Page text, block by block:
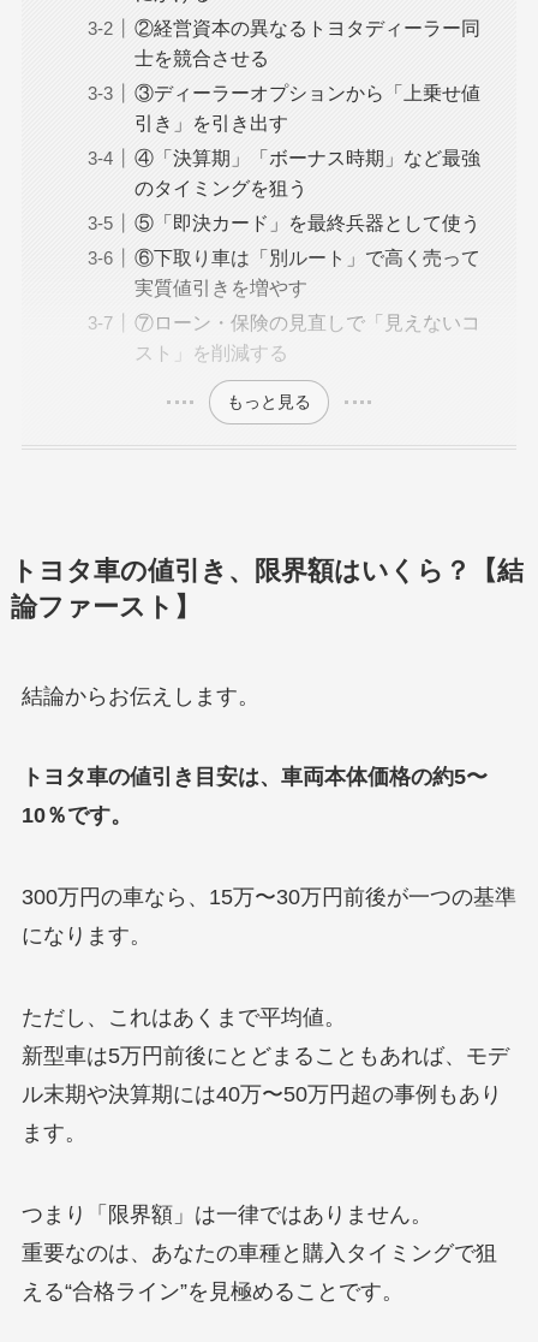
②経営資本の異なるトヨタディーラー同
士を競合させる
③ディーラーオプションから「上乗せ値
引き」を引き出す
④「決算期」「ボーナス時期」など最強
のタイミングを狙う
⑤「即決カード」を最終兵器として使う
⑥下取り車は「別ルート」で高く売って
実質値引きを増やす
⑦ローン・保険の見直しで「見えないコ
スト」を削減する
もっと見る
トヨタ車の値引き、限界額はいくら？【結
論ファースト】
結論からお伝えします。
トヨタ車の値引き目安は、車両本体価格の約5〜
10％です。
300万円の車なら、15万〜30万円前後が一つの基準
になります。
ただし、これはあくまで平均値。
新型車は5万円前後にとどまることもあれば、モデ
ル末期や決算期には40万〜50万円超の事例もあり
ます。
つまり「限界額」は一律ではありません。
重要なのは、あなたの車種と購入タイミングで狙
える“合格ライン”を見極めることです。